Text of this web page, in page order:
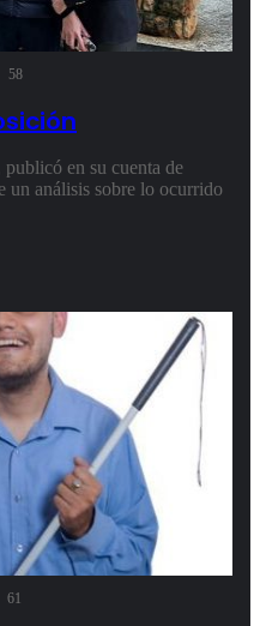
58
en su cuenta de
un análisis sobre lo ocurrido
61